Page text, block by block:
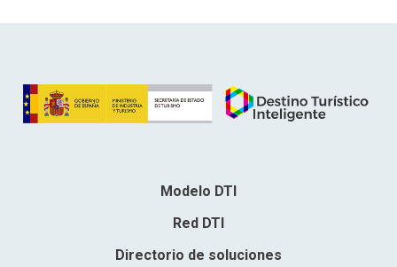
Modelo DTI
Red DTI
Directorio de soluciones